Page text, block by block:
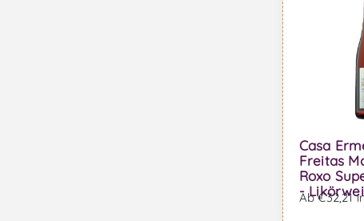
Casa
Freitas
Roxo
-
Ab €32,21